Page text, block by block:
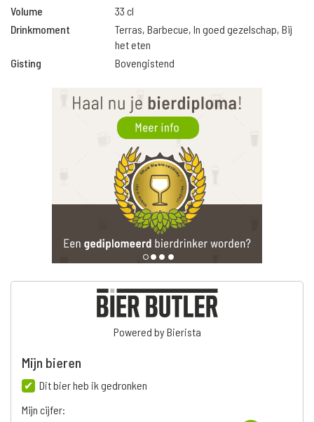
Volume
33 cl
Drinkmoment
Terras, Barbecue, In goed gezelschap, Bij
het eten
Gisting
Bovengistend
Powered by Bierista
Mijn bieren
Dit bier heb ik gedronken
Mijn cijfer: